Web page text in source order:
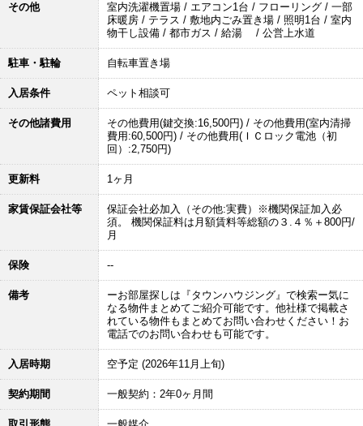
その他
室内洗濯機置場 / エアコン1台 / フローリング / 一部
床暖房 / テラス / 敷地内ごみ置き場 / 照明1台 / 室内
物干し設備 / 都市ガス / 給湯 / 公営上水道
駐車・駐輪 自転車置き場
入居条件 ペット相談可
その他諸費用
その他費用(鍵交換:16,500円) / その他費用(室内清掃
費用:60,500円) / その他費用(ＩＣロック電池（初
回）:2,750円)
更新料 1ヶ月
家賃保証会社等
保証会社必加入（その他:実費）※機関保証加入必
須。 機関保証料は月額賃料等総額の３.４％＋800円/
月
保険 --
備考
ーお部屋探しは『タウンハウジング』で検索ー気に
なる物件まとめてご紹介可能です。他社様で掲載さ
れている物件もまとめてお問い合わせください！お
電話でのお問い合わせも可能です。
入居時期 空予定 (2026年11月上旬)
契約期間 一般契約：2年0ヶ月間